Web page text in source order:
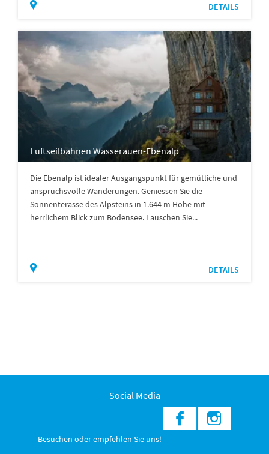
DETAILS
Luftseilbahnen Wasserauen-Ebenalp
Die Ebenalp ist idealer Ausgangspunkt für gemütliche und
anspruchsvolle Wanderungen. Geniessen Sie die
Sonnenterasse des Alpsteins in 1.644 m Höhe mit
herrlichem Blick zum Bodensee. Lauschen Sie...
DETAILS
Social Media
Besuchen oder empfehlen Sie uns!